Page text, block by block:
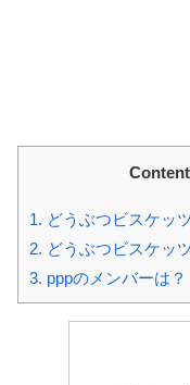
1. どうぶつビスケッ
2. どうぶつビスケッ
3. pppのメンバーは？